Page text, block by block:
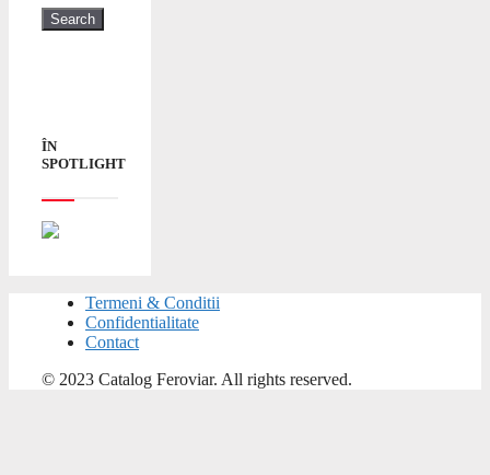
ÎN
SPOTLIGHT
Termeni & Conditii
Confidentialitate
Contact
© 2023 Catalog Feroviar. All rights reserved.